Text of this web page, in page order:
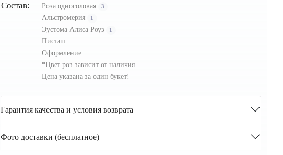
Состав: Роза одноголовая 3
Альстромерия 1
Эустома Алиса Роуз 1
Писташ
Оформление
*Цвет роз зависит от наличия
Цена указана за один букет!
Гарантия качества и условия возврата
Фото доставки (бесплатное)